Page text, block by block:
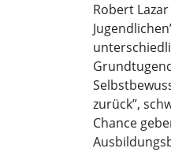
Robert
zurück”,
Chance